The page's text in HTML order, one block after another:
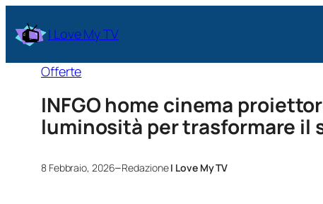
I Love My TV
Offerte
INFGO home cinema
luminosità per trasformare il
8 Febbraio, 2026–RedazioneI Love My TV